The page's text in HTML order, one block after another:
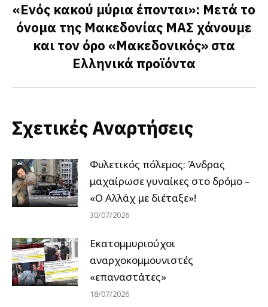
Next
post:
«Ενός κακού μύρια έπονται»: Μετά το
όνομα της Μακεδονίας ΜΑΣ χάνουμε
και τον όρο «Μακεδονικός» στα
Ελληνικά προϊόντα
Σχετικές Αναρτήσεις
Φυλετικός πόλεμος: Άνδρας
μαχαίρωσε γυναίκες στο δρόμο –
«Ο Αλλάχ με διέταξε»!
30/07/2026
Εκατομμυριούχοι
αναρχοκομμουνιστές
«επαναστάτες»
18/07/2026